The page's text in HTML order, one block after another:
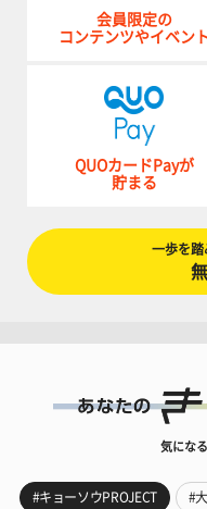
会員限定の
コンテンツやイベン
QUOカードPayが
貯まる
一歩を踏
気にな
#キョーソウPROJECT #